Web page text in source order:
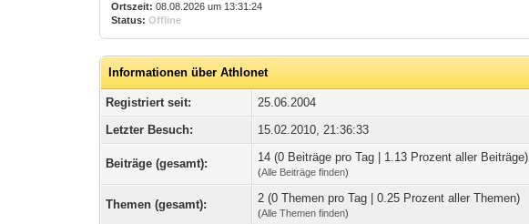
Ortszeit: 08.08.2026 um 13:31:24
Status: Offline
Informationen über Athlonet
Registriert seit:
25.06.2004
Letzter Besuch:
15.02.2010, 21:36:33
Beiträge (gesamt): 14 (0 Beiträge pro Tag | 1.13 Prozent aller Beiträge)
(Alle Beiträge finden)
Themen (gesamt): 2 (0 Themen pro Tag | 0.25 Prozent aller Themen)
(Alle Themen finden)